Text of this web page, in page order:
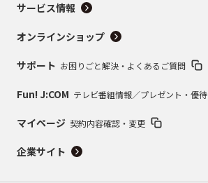
サービス情報
オンラインショップ
サポート お困りごと解決・よくあるご質問
Fun! J:COM テレビ番組情報／プレゼント・優待
マイページ 契約内容確認・変更
企業サイト